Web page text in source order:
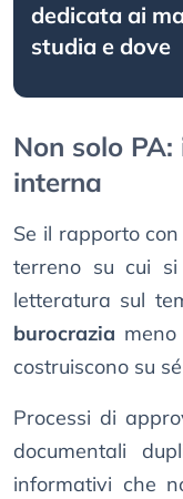
dedicata ai
studia e dove
Non solo
interna
Se il rapporto
terreno su cui
letteratura sul
burocrazia
costruiscono su
Processi di
documentali
informativi che